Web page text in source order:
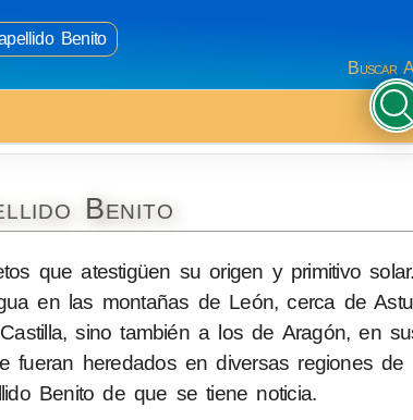
Benito
Buscar
Benito
que atestigüen su origen y primitivo
en las montañas de León, cerca de
sino también a los de Aragón, en
fueran heredados en diversas regiones de
Benito de que se tiene noticia.